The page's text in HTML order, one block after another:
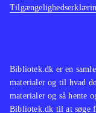
Bibliotek.dk er en
materialer og til hvad
materialer og så hente
Bibliotek.dk til at søge